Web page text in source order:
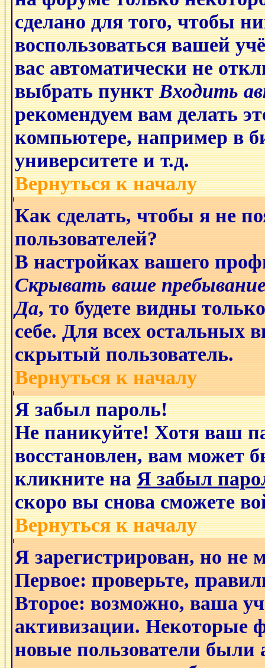
сделано для того, чтобы
воспользоваться вашей
вас автоматически не
выбрать пунктВходить
рекомендуемвам делать
компьютере, например в
университете и т.д.
Вернуться к началу
Как сделать, чтобы я не
пользователей?
В настройках вашего
Скрывать ваше
Да, то будете видны
себе. Для всех остальных
скрытый пользователь.
Вернуться к началу
Я забыл пароль!
Не паникуйте! Хотя ваш
восстановлен, вам может
кликните наЯ забыл
скоро вы снова сможете
Вернуться к началу
Я зарегистрирован, но не
Первое: проверьте,
Второе: возможно, ваша
активизации. Некоторые
новые пользователи были